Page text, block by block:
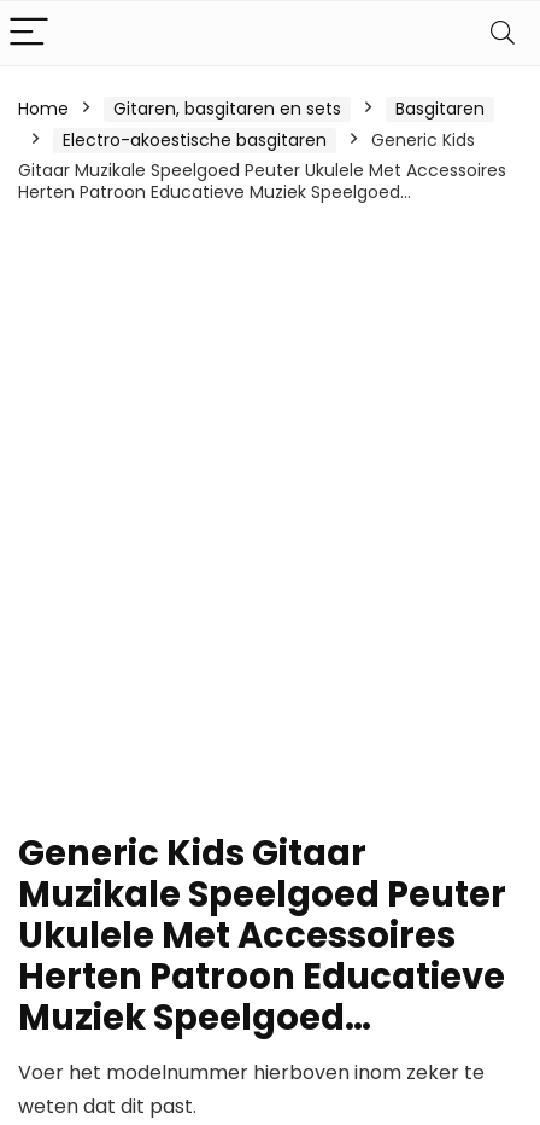
Home Gitaren, basgitaren en sets
Basgitaren
Electro-akoestische basgitaren
Generic Kids
Gitaar Muzikale Speelgoed Peuter Ukulele Met Accessoires
Herten Patroon Educatieve Muziek Speelgoed…
Generic Kids Gitaar
Muzikale Speelgoed Peuter
Ukulele Met Accessoires
Herten Patroon Educatieve
Muziek Speelgoed…
Voer het modelnummer hierboven inom zeker te
weten dat dit past.